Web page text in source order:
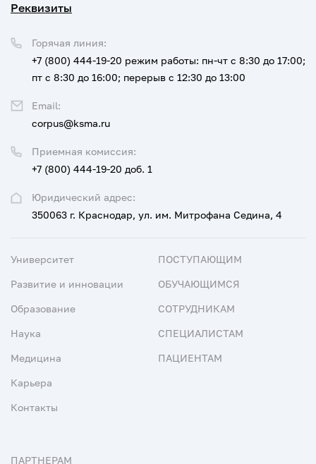
Реквизиты
Юридический адрес:
350063 г. Краснодар, ул. им. Митрофана Седина, 4
Приемная комиссия:
+7 (800) 444-19-20 доб. 1
Горячая линия:
+7 (800) 444-19-20 режим работы: пн-чт с 8:30 до 17:00;
пт с 8:30 до 16:00; перерыв с 12:30 до 13:00
Email:
corpus@ksma.ru
Университет
Развитие и инновации
Образование
Наука
Медицина
Карьера
Контакты
ПОСТУПАЮЩИМ
ОБУЧАЮЩИМСЯ
СОТРУДНИКАМ
СПЕЦИАЛИСТАМ
ПАЦИЕНТАМ
ПАРТНЕРАМ